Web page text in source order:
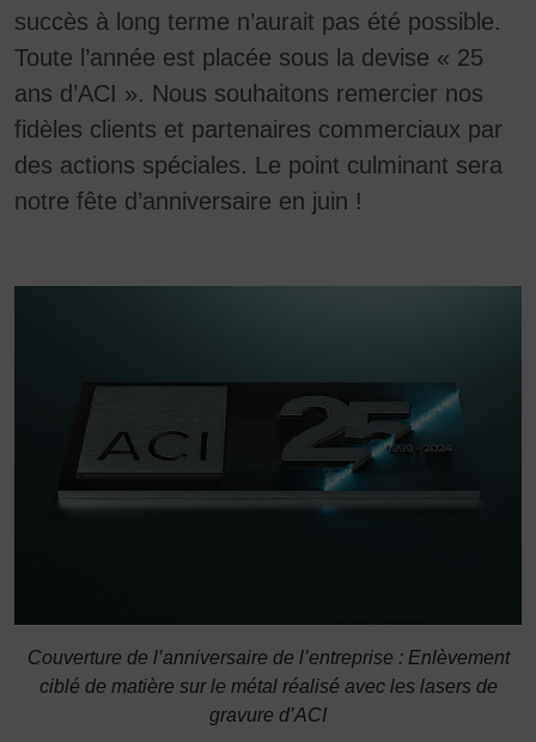
succès à long terme n’aurait pas été possible.
Toute l’année est placée sous la devise « 25
ans d’ACI ». Nous souhaitons remercier nos
fidèles clients et partenaires commerciaux par
des actions spéciales. Le point culminant sera
notre fête d’anniversaire en juin !
Couverture de l’anniversaire de l’entreprise : Enlèvement
ciblé de matière sur le métal réalisé avec les lasers de
gravure d’ACI